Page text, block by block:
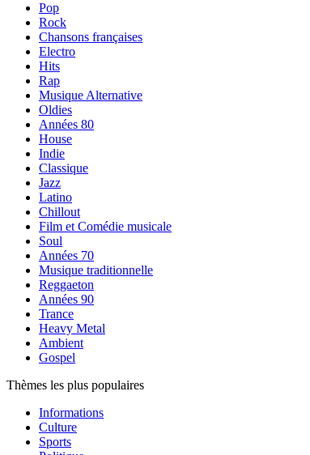
Pop
Rock
Chansons françaises
Electro
Hits
Rap
Musique Alternative
Oldies
Années 80
House
Indie
Classique
Jazz
Latino
Chillout
Film et Comédie musicale
Soul
Années 70
Musique traditionnelle
Reggaeton
Années 90
Trance
Heavy Metal
Ambient
Gospel
Thèmes les plus populaires
Informations
Culture
Sports